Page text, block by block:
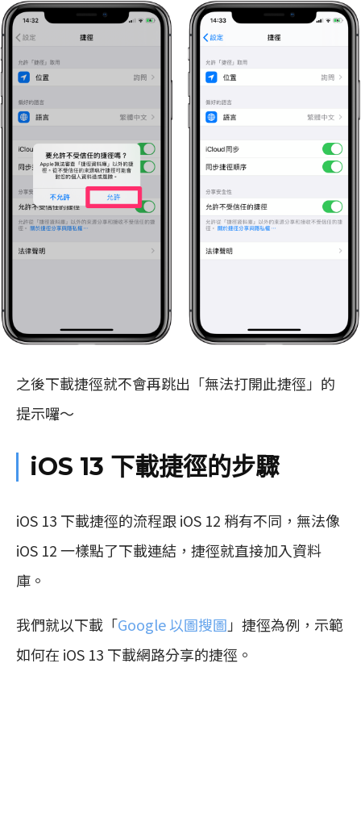
之後下載捷徑就不會再跳出「無法打開此捷徑」的
提示囉～
iOS 13 下載捷徑的步驟
iOS 13 下載捷徑的流程跟 iOS 12 稍有不同，無法像
iOS 12 一樣點了下載連結，捷徑就直接加入資料
庫。
我們就以下載「Google 以圖搜圖 」捷徑為例，示範
如何在 iOS 13 下載網路分享的捷徑。